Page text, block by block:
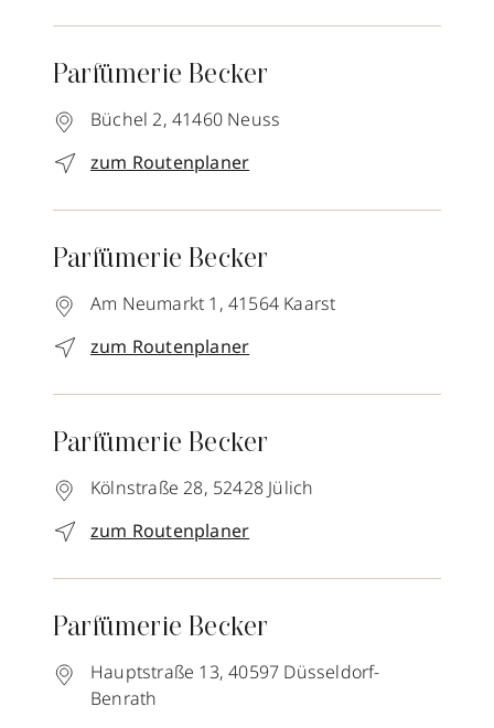
Parfümerie Becker
Büchel 2, 41460 Neuss
zum Routenplaner
Parfümerie Becker
Am Neumarkt 1, 41564 Kaarst
zum Routenplaner
Parfümerie Becker
Kölnstraße 28, 52428 Jülich
zum Routenplaner
Parfümerie Becker
Hauptstraße 13, 40597 Düsseldorf-
Benrath